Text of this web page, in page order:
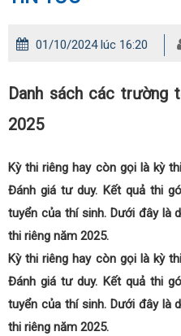
01/10/2024 lúc 16:20
Danh sách các
2025
Kỳ thi riêng hay còn gọi là kỳ
Đánh giá tư duy. Kết quả thi
tuyển của thí sinh. Dưới đây là
thi riêng năm 2025.
Kỳ thi riêng hay còn gọi là kỳ
Đánh giá tư duy. Kết quả thi
tuyển của thí sinh. Dưới đây là
thi riêng năm 2025.